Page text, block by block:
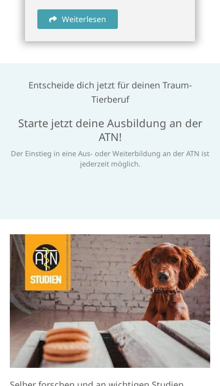
Weiterlesen
Entscheide dich jetzt für deinen Traum-
Tierberuf
Starte jetzt deine Ausbildung an der
ATN!
Der Einstieg in eine Aus- oder Weiterbildung an der ATN ist
jederzeit möglich.